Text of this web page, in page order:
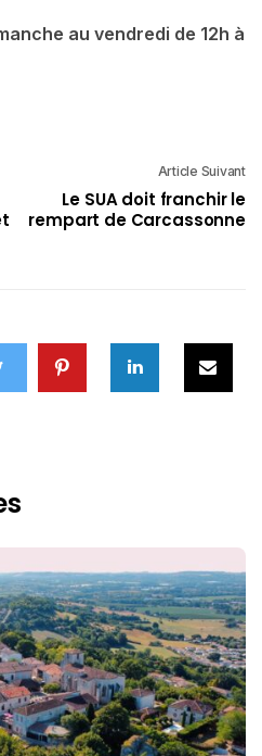
au vendredi de 12h à
Article Suivant
Le SUA doit franchir le
rempart de Carcassonne